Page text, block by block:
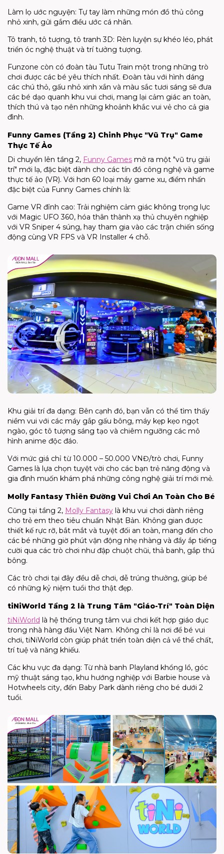
Làm lọ ước nguyện: Tự tay làm những món đồ thủ công
nhỏ xinh, gửi gắm điều ước cá nhân.
Tô tranh, tô tượng, tô tranh 3D: Rèn luyện sự khéo léo, phát
triển óc nghệ thuật và trí tưởng tượng.
Funzone còn có đoàn tàu Tutu Train một trong những trò
chơi được các bé yêu thích nhất. Đoàn tàu với hình dáng
các chú thỏ, gấu nhỏ xinh xắn và màu sắc tươi sáng sẽ đưa
các bé dạo quanh khu vui chơi, mang lại cảm giác an toàn,
thích thú và tạo nên những khoảnh khắc vui vẻ cho cả gia
đình.
Funny Games (Tầng 2) Chinh Phục "Vũ Trụ" Game
Thực Tế Ảo
Di chuyển lên tầng 2, Funny Games mở ra một "vũ trụ giải
trí" mới lạ, đặc biệt dành cho các tín đồ công nghệ và game
thực tế ảo (VR). Với hơn 60 loại máy game xu, điểm nhấn
đặc biệt của Funny Games chính là:
Game VR đỉnh cao: Trải nghiệm cảm giác không trọng lực
với Magic UFO 360, hóa thân thành xạ thủ chuyên nghiệp
với VR Sniper 4 súng, hay tham gia vào các trận chiến sống
động cùng VR FPS và VR Installer 4 chỗ.
Khu giải trí đa dạng: Bên cạnh đó, bạn vẫn có thể tìm thấy
niềm vui với các máy gắp gấu bông, máy kẹp kẹo ngọt
ngào, góc tô tượng sáng tạo và chiêm ngưỡng các mô
hình anime độc đáo.
Với mức giá chỉ từ 10.000 – 50.000 VNĐ/trò chơi, Funny
Games là lựa chọn tuyệt vời cho các bạn trẻ năng động và
gia đình muốn khám phá những công nghệ giải trí mới mẻ.
Molly Fantasy Thiên Đường Vui Chơi An Toàn Cho Bé
Cũng tại tầng 2, Molly Fantasy là khu vui chơi dành riêng
cho trẻ em theo tiêu chuẩn Nhật Bản. Không gian được
thiết kế rực rỡ, bắt mắt và tuyệt đối an toàn, mang đến cho
các bé những giờ phút vận động nhẹ nhàng và đầy ắp tiếng
cười qua các trò chơi như đập chuột chũi, thả banh, gắp thú
bông.
Các trò chơi tại đây đều dễ chơi, dễ trúng thưởng, giúp bé
có những kỷ niệm tuổi thơ thật đẹp.
tiNiWorld Tầng 2 là Trung Tâm "Giáo-Trí" Toàn Diện
tiNiWorld là hệ thống trung tâm vui chơi kết hợp giáo dục
trong nhà hàng đầu Việt Nam. Không chỉ là nơi để bé vui
chơi, tiNiWorld còn giúp phát triển toàn diện cả về thể chất,
trí tuệ và năng khiếu.
Các khu vực đa dạng: Từ nhà banh Playland khổng lồ, góc
mỹ thuật sáng tạo, khu hướng nghiệp với Barbie house và
Hotwheels city, đến Baby Park dành riêng cho bé dưới 2
tuổi.